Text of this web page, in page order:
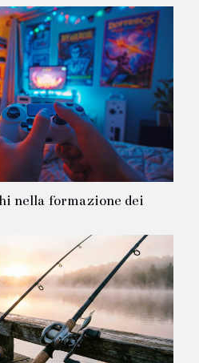
nella formazione dei